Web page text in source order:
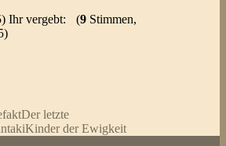
Ihr vergebt: (9 Stimmen,
Der letzte
Kinder der Ewigkeit